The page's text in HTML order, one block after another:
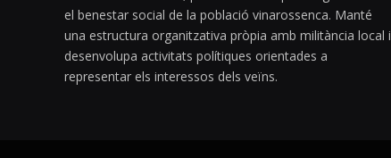
el benestar social de la població vinarossenca. Manté
una estructura organitzativa pròpia amb militància local i
desenvolupa activitats polítiques orientades a
representar els interessos dels veïns.